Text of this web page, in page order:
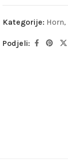
Kategorije: Horn,
Podjeli: